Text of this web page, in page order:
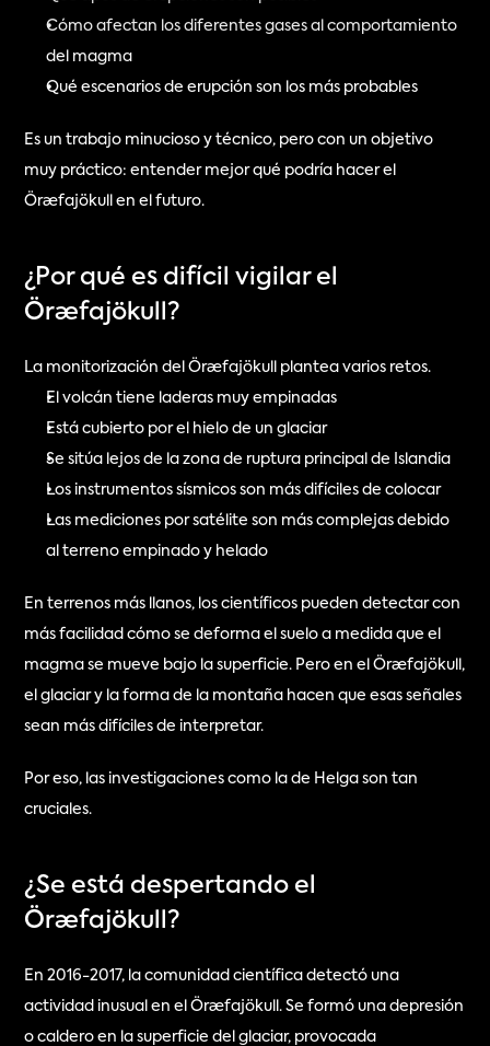
Cómo afectan los diferentes gases al comportamiento
del magma
Qué escenarios de erupción son los más probables
Es un trabajo minucioso y técnico, pero con un objetivo
muy práctico: entender mejor qué podría hacer el
Öræfajökull en el futuro.
¿Por qué es difícil vigilar el
Öræfajökull?
La monitorización del Öræfajökull plantea varios retos.
El volcán tiene laderas muy empinadas
Está cubierto por el hielo de un glaciar
Se sitúa lejos de la zona de ruptura principal de Islandia
Los instrumentos sísmicos son más difíciles de colocar
Las mediciones por satélite son más complejas debido
al terreno empinado y helado
En terrenos más llanos, los científicos pueden detectar con
más facilidad cómo se deforma el suelo a medida que el
magma se mueve bajo la superficie. Pero en el Öræfajökull,
el glaciar y la forma de la montaña hacen que esas señales
sean más difíciles de interpretar.
Por eso, las investigaciones como la de Helga son tan
cruciales.
¿Se está despertando el
Öræfajökull?
En 2016-2017, la comunidad científica detectó una
actividad inusual en el Öræfajökull. Se formó una depresión
o caldero en la superficie del glaciar, provocada